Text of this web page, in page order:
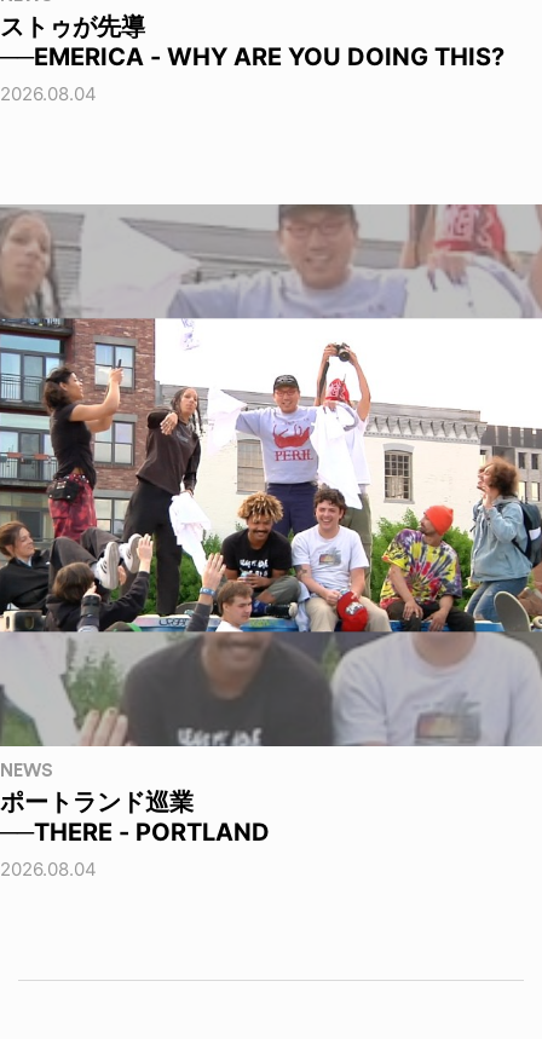
ストゥが先導
──EMERICA - WHY ARE YOU DOING THIS?
2026.08.04
NEWS
ポートランド巡業
──THERE - PORTLAND
2026.08.04